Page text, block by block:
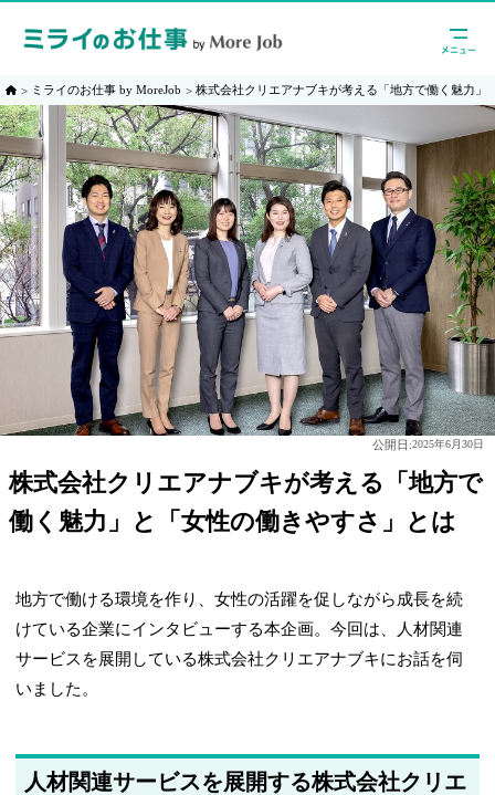
ミライのお仕事 by MoreJob 株式会社クリエアナブキが考える「地方で働く魅力」
公開日:2025年6月30日
株式会社クリエアナブキが考える「地方で
働く魅力」と「女性の働きやすさ」とは
地方で働ける環境を作り、女性の活躍を促しながら成長を続
けている企業にインタビューする本企画。今回は、人材関連
サービスを展開している株式会社クリエアナブキにお話を伺
いました。
人材関連サービスを展開する株式会社クリエ